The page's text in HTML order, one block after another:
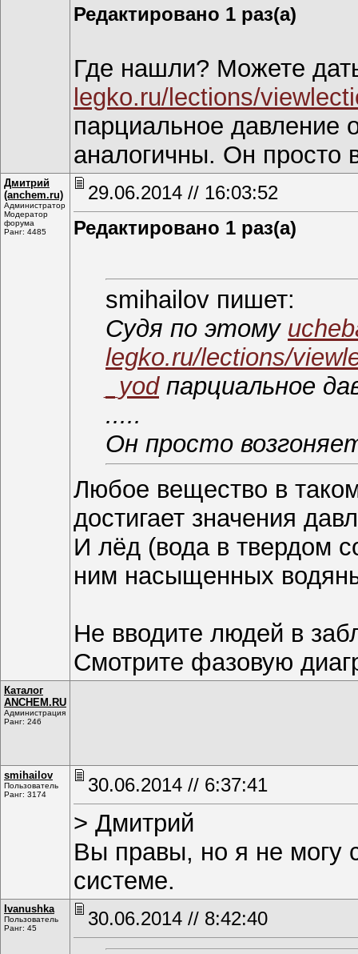
Редактировано 1 раз(а)
Где нашли? Можете
legko.ru/lections/
парциальное давление
аналогичны. Он просто
Дмитрий
(anchem.ru)
Администратор
Модератор
форума
Ранг: 4485
29.06.2014 // 16:03:52
Редактировано 1 раз(а)
smihаilоv пишет:
Судя по этому
legko.ru/lections/
_yodпарциальное
.....
Он просто
Любое вещество в
достигает значения
И лёд (вода в твердом
ним насыщенных
Не вводите людей в
Смотрите фазовую
Каталог
ANCHEM.RU
Администрация
Ранг: 246
smihаilоv
Пользователь
Ранг: 3174
30.06.2014 // 6:37:41
> Дмитрий
Вы правы, но я не могу
системе.
Ivanushka
Пользователь
Ранг: 45
30.06.2014 // 8:42:40